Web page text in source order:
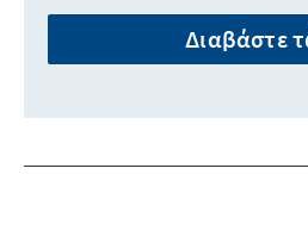
Διαβάστε